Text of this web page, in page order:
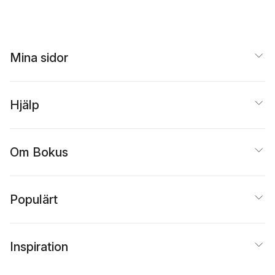
Mina sidor
Hjälp
Om Bokus
Populärt
Inspiration